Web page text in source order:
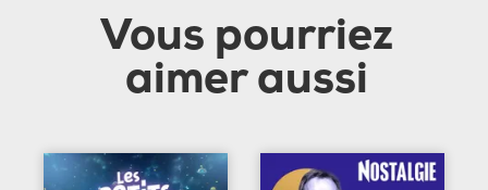
Vous pourriez
aimer aussi